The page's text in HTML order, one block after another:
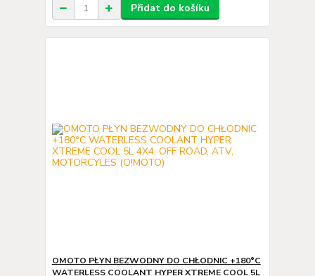
Přidat do košíku
OMOTO PŁYN BEZWODNY DO CHŁODNIC +180°C
WATERLESS COOLANT HYPER XTREME COOL 5L